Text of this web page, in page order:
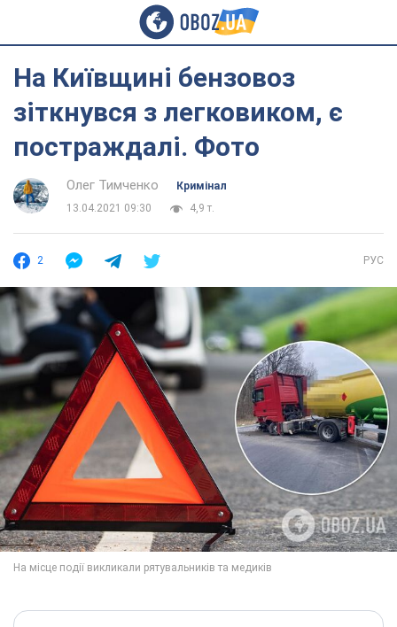
На Київщині бензовоз
зіткнувся з легковиком, є
постраждалі. Фото
Олег Тимченко
Кримінал
13.04.2021 09:30
4,9 т.
2 РУС